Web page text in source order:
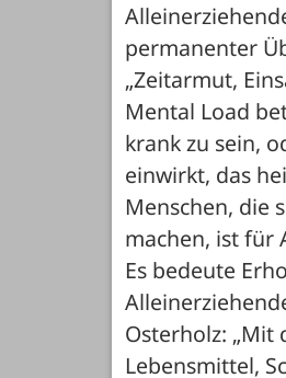
permanenter
„Zeitarmut,
Mental Load
krank zu sein,
einwirkt, das
Menschen, die
machen, ist für
Es bedeute
Osterholz: „Mit
Lebensmittel,